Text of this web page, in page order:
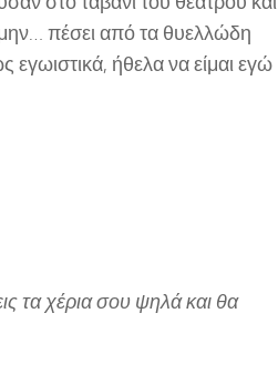
μην… πέσει από τα θυελλώδη
ήθελα να είμαι εγώ
τα χέρια σου ψηλά και θα